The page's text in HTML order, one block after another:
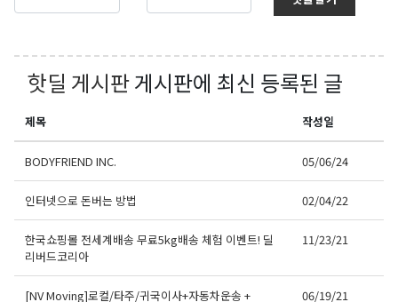
핫딜 게시판게시판에 최신 등록된 글
제목 작성일
BODYFRIEND INC. 05/06/24
인터넷으로 돈버는 방법 02/04/22
한국쇼핑몰 전세계배송 무료5kg배송 체험 이벤트! 딜
리버드코리아
11/23/21
[NV Moving]로컬/타주/귀국이사+자동차운송 +
06/19/21